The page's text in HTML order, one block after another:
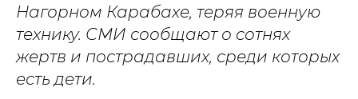
Нагорном Карабахе, теряя военную
технику. СМИ сообщают о сотнях
жертв и пострадавших, среди которых
есть дети.